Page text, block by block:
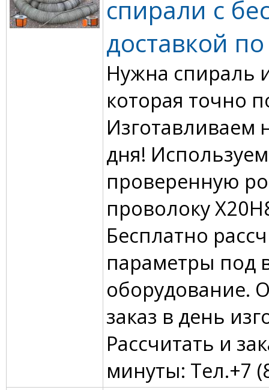
спирали с
доставкой
Нужна спираль
которая точно
Изготавливаем
дня!
проверенную
проволоку
Бесплатно
параметры под
оборудование.
заказ в день
Рассчитать и
минуты: Тел.+7